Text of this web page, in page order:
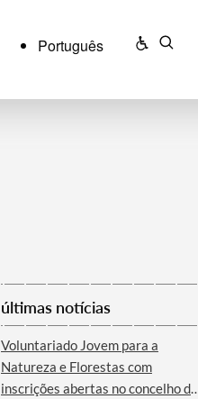
Português
últimas notícias
Voluntariado Jovem para a
Natureza e Florestas com
inscrições abertas no concelho de